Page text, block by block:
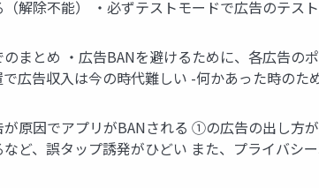
解除不能） ・必ずテストモードで広告のテス
のまとめ ・広告BANを避けるために、各広告の
で広告収入は今の時代難しい -何かあった時の
原因でアプリがBANされる ①の広告の出し方
ど、誤タップ誘発がひどい また、プライバシ